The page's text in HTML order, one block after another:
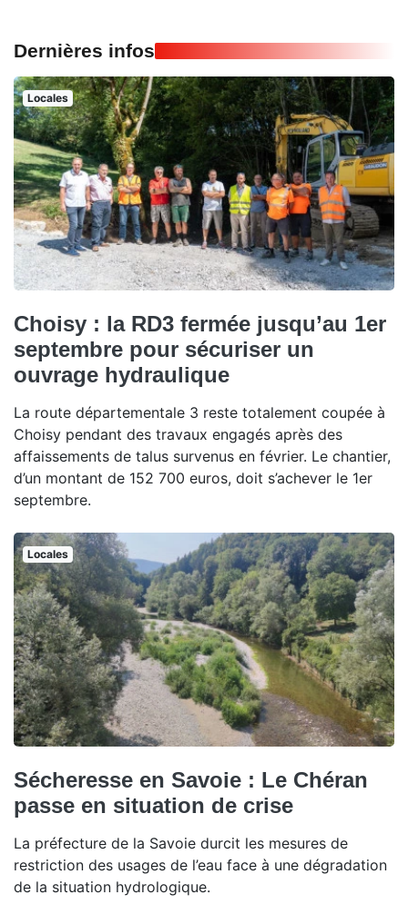
Dernières infos
Locales
Choisy : la RD3 fermée jusqu’au 1er
septembre pour sécuriser un
ouvrage hydraulique
La route départementale 3 reste totalement coupée à
Choisy pendant des travaux engagés après des
affaissements de talus survenus en février. Le chantier,
d’un montant de 152 700 euros, doit s’achever le 1er
septembre.
Locales
Sécheresse en Savoie : Le Chéran
passe en situation de crise
La préfecture de la Savoie durcit les mesures de
restriction des usages de l’eau face à une dégradation
de la situation hydrologique.